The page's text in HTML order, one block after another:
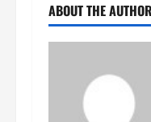
ABOUT THE AUTHOR